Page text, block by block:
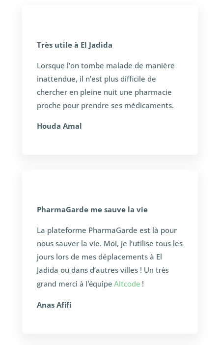
Très utile à El Jadida
Lorsque l’on tombe malade de manière
inattendue, il n’est plus difficile de
chercher en pleine nuit une pharmacie
proche pour prendre ses médicaments.
Houda Amal
PharmaGarde me sauve la vie
La plateforme PharmaGarde est là pour
nous sauver la vie. Moi, je l’utilise tous les
jours lors de mes déplacements à El
Jadida ou dans d’autres villes ! Un très
grand merci à l’équipe Altcode!
Anas Afifi